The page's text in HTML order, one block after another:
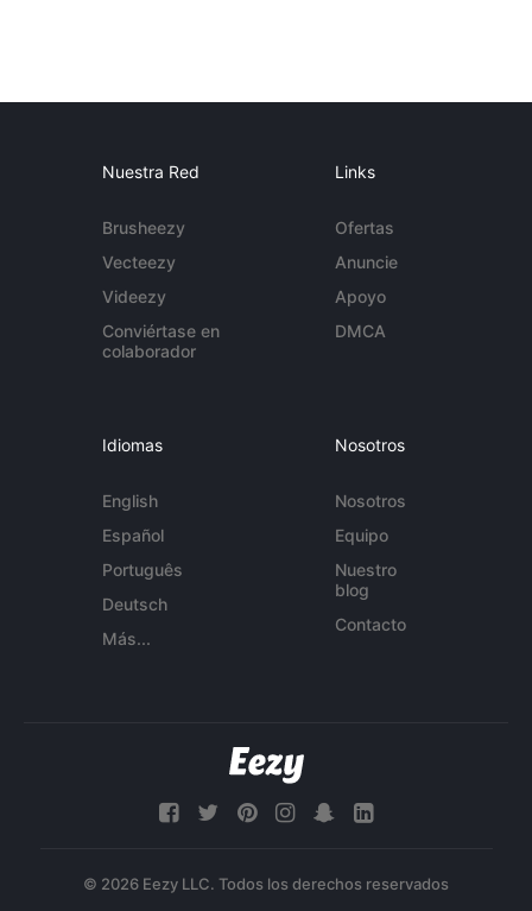
Nuestra Red
Brusheezy
Vecteezy
Videezy
Conviértase en
colaborador
Links
Ofertas
Anuncie
Apoyo
DMCA
Idiomas
English
Español
Português
Deutsch
Más...
Nosotros
Nosotros
Equipo
Nuestro
blog
Contacto
© 2026 Eezy LLC. Todos los derechos reservados